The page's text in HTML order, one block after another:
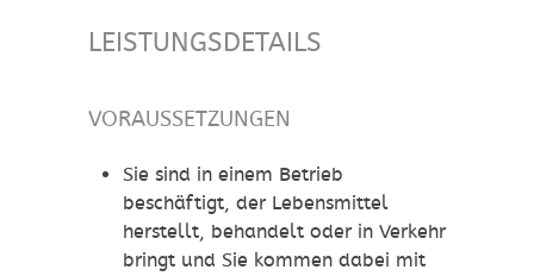
LEISTUNGSDETAILS
VORAUSSETZUNGEN
Sie sind in einem Betrieb
beschäftigt, der Lebensmittel
herstellt, behandelt oder in Verkehr
bringt und Sie kommen dabei mit